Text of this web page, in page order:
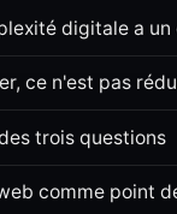
digitale a un
ce n'est pas
trois questions
comme point